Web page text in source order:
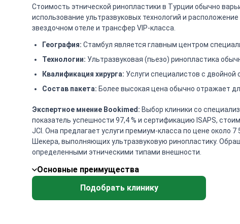
Стоимость этнической ринопластики в Турции обычно
использование ультразвуковых технологий и
звездочном отеле и трансфер VIP-класса.
География: Стамбул является главным центром
Технологии: Ультразвуковая (пьезо) ринопластика
Квалификация хирурга: Услуги специалистов с
Состав пакета: Более высокая цена обычно отражает
Экспертное мнение Bookimed: Выбор клиники со
показатель успешности 97,4 % и сертификацию ISAPS,
JCI. Она предлагает услуги премиум-класса по цене
Шекера, выполняющих ультразвуковую ринопластику.
определенными этническими типами внешности.
Основные преимущества
Подобрать клинику